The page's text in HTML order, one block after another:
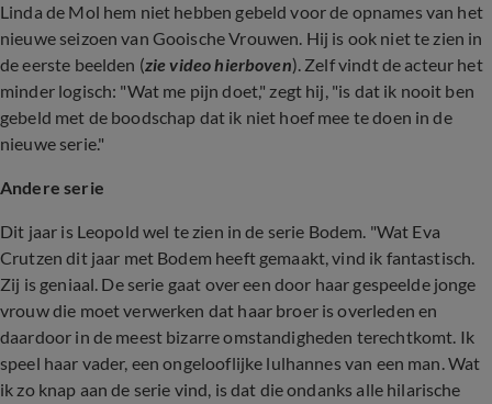
Linda de Mol hem niet hebben gebeld voor de opnames van het
nieuwe seizoen van Gooische Vrouwen. Hij is ook niet te zien in
de eerste beelden (zie video hierboven). Zelf vindt de acteur het
minder logisch: "Wat me pijn doet," zegt hij, "is dat ik nooit ben
gebeld met de boodschap dat ik niet hoef mee te doen in de
nieuwe serie."
Andere serie
Dit jaar is Leopold wel te zien in de serie Bodem. "Wat Eva
Crutzen dit jaar met Bodem heeft gemaakt, vind ik fantastisch.
Zij is geniaal. De serie gaat over een door haar gespeelde jonge
vrouw die moet verwerken dat haar broer is overleden en
daardoor in de meest bizarre omstandigheden terechtkomt. Ik
speel haar vader, een ongelooflijke lulhannes van een man. Wat
ik zo knap aan de serie vind, is dat die ondanks alle hilarische